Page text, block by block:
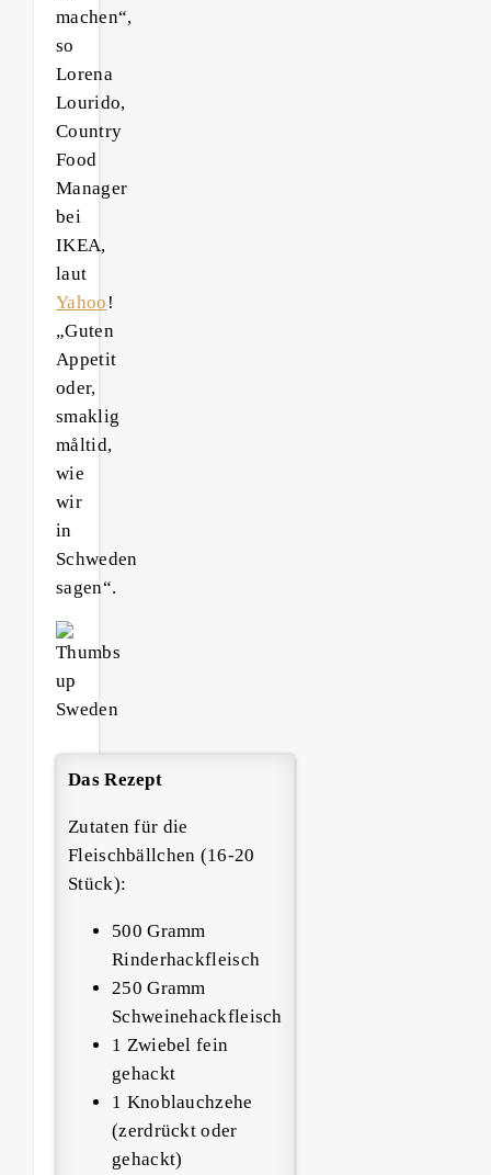
machen“,
so
Lorena
Lourido,
Country
Food
Manager
bei
IKEA,
laut
Yahoo !
„Guten
Appetit
oder,
smaklig
måltid,
wie
wir
in
Schweden
sagen“.
Das Rezept
Zutaten für die
Fleischbällchen (16-20
Stück):
500 Gramm
Rinderhackfleisch
250 Gramm
Schweinehackfleisch
1 Zwiebel fein
gehackt
1 Knoblauchzehe
(zerdrückt oder
gehackt)